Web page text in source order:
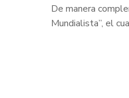
De manera
Mundialista”, el